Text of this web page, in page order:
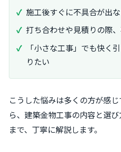
施工後すぐに不具合が出
打ち合わせや見積りの際
「小さな工事」でも快く
りたい
こうした悩みは多くの方が感
ら、建築金物工事の内容と選
まで、丁寧に解説します。